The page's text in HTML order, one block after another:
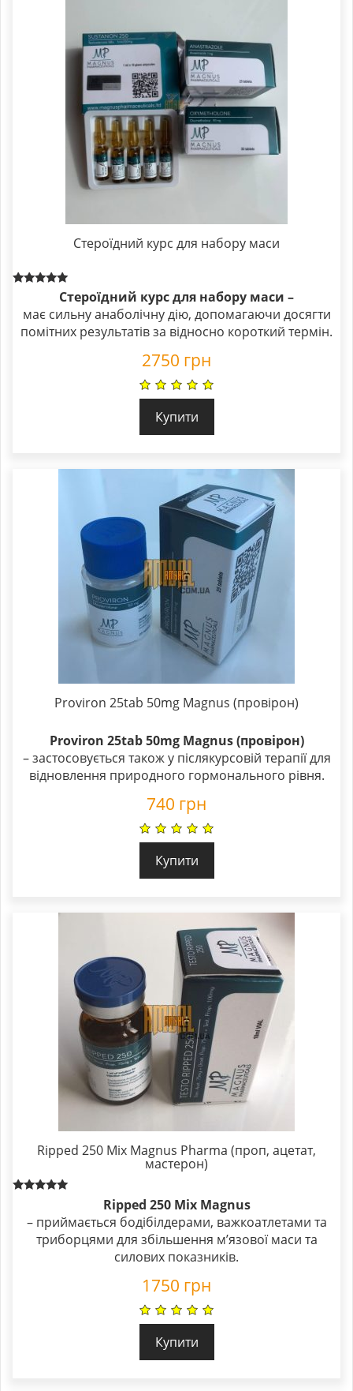
Стероїдний курс для набору маси
out of 5
Стероїдний курс для набору маси –
має сильну анаболічну дію, допомагаючи досягти
помітних результатів за відносно короткий термін.
2750 грн
Купити
Proviron 25tab 50mg Magnus (провірон)
Proviron 25tab 50mg Magnus (провірон)
– застосовується також у післякурсовій терапії для
відновлення природного гормонального рівня.
740 грн
Купити
Ripped 250 Mix Magnus Pharma (проп, ацетат,
мастерон)
out of 5
Ripped 250 Mix Magnus
– приймається бодібілдерами, важкоатлетами та
триборцями для збільшення м’язової маси та
силових показників.
1750 грн
Купити